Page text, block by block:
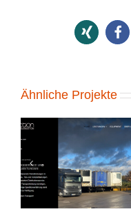
Ähnliche Projekte
SV-Reiner